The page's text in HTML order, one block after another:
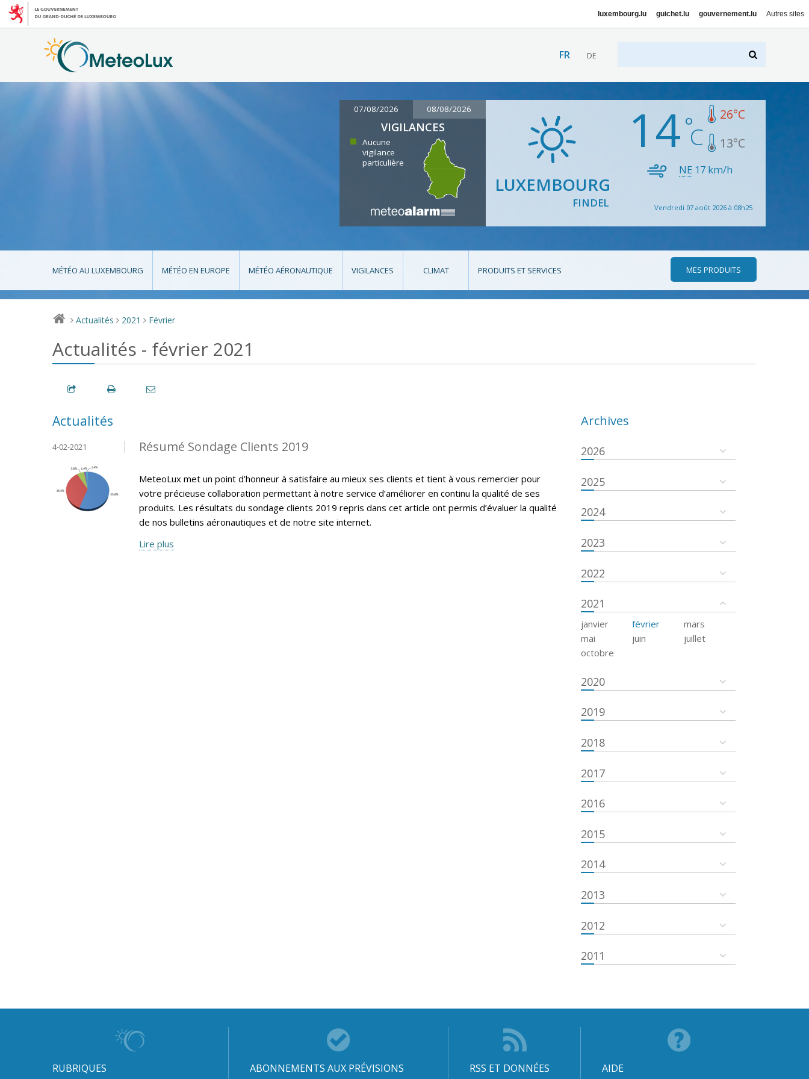
luxembourg.lu guichet.lu gouvernement.lu Autres sites
FR DE
07/08/2026 08/08/2026
VIGILANCES
Aucune
vigilance
particulière
LUXEMBOURG
FINDEL
14 26°C
13°C
NE 17 km/h
Vendredi 07 août 2026 à 08h25
MÉTÉO AU LUXEMBOURG MÉTÉO EN EUROPE MÉTÉO AÉRONAUTIQUE VIGILANCES CLIMAT PRODUITS ET SERVICES MES PRODUITS
> Actualités > 2021 > Février
Actualités - février 2021
Actualités
Résumé Sondage Clients 2019
4-02-2021
MeteoLux met un point d’honneur à satisfaire au mieux ses clients et tient à vous remercier pour
votre précieuse collaboration permettant à notre service d’améliorer en continu la qualité de ses
produits. Les résultats du sondage clients 2019 repris dans cet article ont permis d’évaluer la qualité
de nos bulletins aéronautiques et de notre site internet.
Lire plus
Archives
2026
2025
2024
2023
2022
2021
janvier février
mars
mai
juin
juillet
octobre
2020
2019
2018
2017
2016
2015
2014
2013
2012
2011
RUBRIQUES ABONNEMENTS AUX PRÉVISIONS RSS ET DONNÉES AIDE